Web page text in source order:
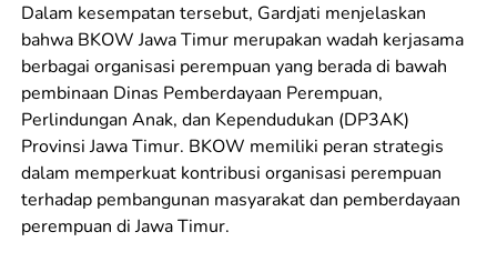
Dalam kesempatan tersebut, Gardjati menjelaskan
bahwa BKOW Jawa Timur merupakan wadah kerjasama
berbagai organisasi perempuan yang berada di bawah
pembinaan Dinas Pemberdayaan Perempuan,
Perlindungan Anak, dan Kependudukan (DP3AK)
Provinsi Jawa Timur. BKOW memiliki peran strategis
dalam memperkuat kontribusi organisasi perempuan
terhadap pembangunan masyarakat dan pemberdayaan
perempuan di Jawa Timur.